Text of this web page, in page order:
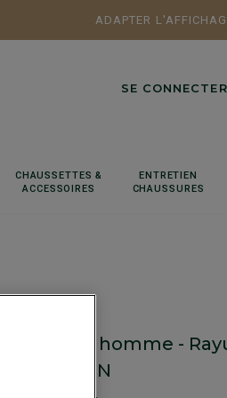
ADAPTER
SE CONNECTER
CHAUSSETTES &
ACCESSOIRES
ENTRETIEN
CHAUSSURES
Popeline homme -
- FLORIEN